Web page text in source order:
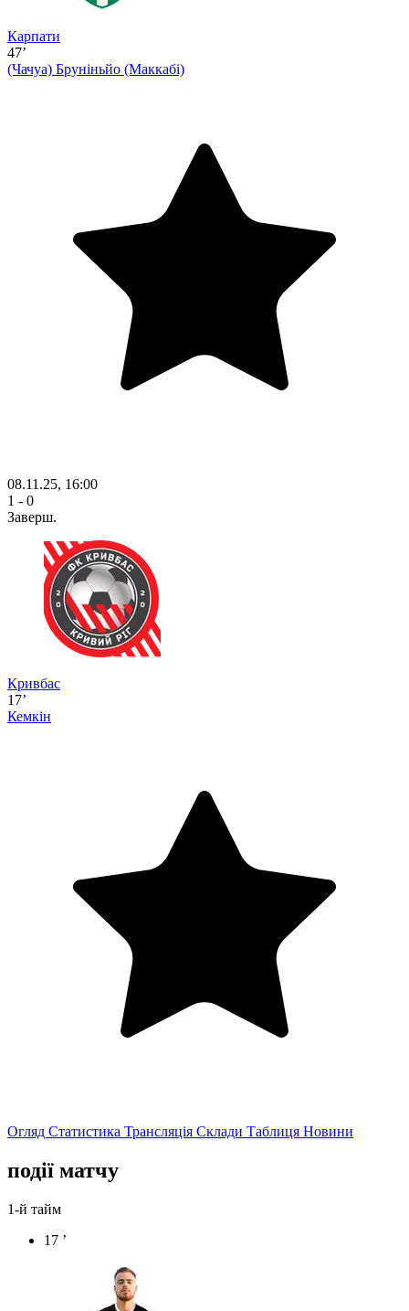
Карпати
47’
(Чачуа) Бруніньйо (Маккабі)
08.11.25, 16:00
1 - 0
Заверш.
Кривбас
17’
Кемкін
Огляд Статистика Трансляція Склади Таблиця Новини
події матчу
1-й тайм
17 ’